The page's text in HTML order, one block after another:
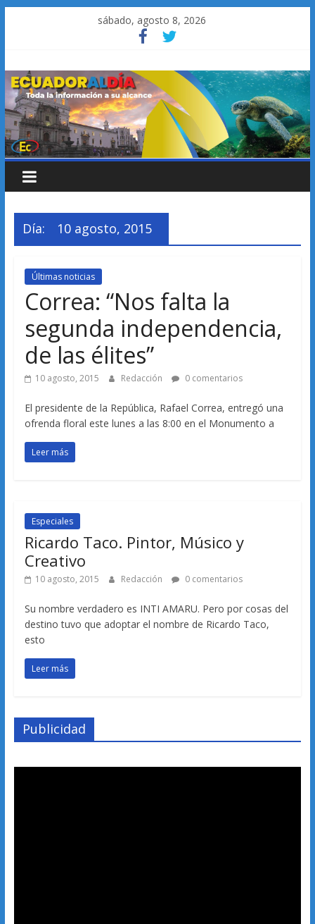
sábado, agosto 8, 2026
Día: 10 agosto, 2015
Últimas noticias
Correa: “Nos falta la
segunda independencia,
de las élites”
10 agosto, 2015 Redacción 0 comentarios
El presidente de la República, Rafael Correa, entregó una
ofrenda floral este lunes a las 8:00 en el Monumento a
Leer más
Especiales
Ricardo Taco. Pintor, Músico y
Creativo
10 agosto, 2015 Redacción 0 comentarios
Su nombre verdadero es INTI AMARU. Pero por cosas del
destino tuvo que adoptar el nombre de Ricardo Taco,
esto
Leer más
Publicidad